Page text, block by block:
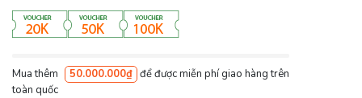
Mua thêm 50.000.000₫ để được miễn phí giao hàng trên
toàn quốc